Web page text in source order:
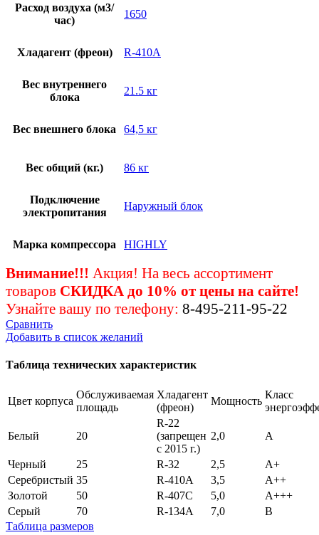
Расход воздуха (м3/
час)
1650
Хладагент (фреон) R-410A
Вес внутреннего
блока
21.5 кг
Вес внешнего блока 64,5 кг
Вес общий (кг.) 86 кг
Подключение
электропитания
Наружный блок
Марка компрессора HIGHLY
Внимание!!! Акция! На весь ассортимент
товаров СКИДКА до 10% от цены на сайте!
Узнайте вашу по телефону: 8-495-211-95-22
Сравнить
Добавить в список желаний
Таблица технических характеристик
Цвет корпуса
Обслуживаемая
площадь
Хладагент
(фреон)
Мощность
Класс
Белый 20
R-22
(запрещен
с 2015 г.)
2,0 А
Черный 25 R-32 2,5
А+
Серебристый 35 R-410A 3,5
А++
Золотой
50 R-407С 5,0
А+++
Серый
70 R-134А 7,0
В
Таблица размеров